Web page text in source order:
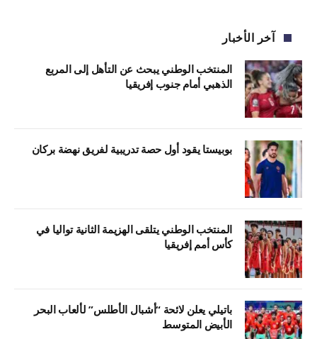
آخر الأخبار
المنتخب الوطني يبحث عن التأهل إلى المربع
الذهبي أمام جنوب إفريقيا
بوبيستا يقود أول حصة تدريبية لفريق نهضة بركان
المنتخب الوطني يتلقى الهزيمة الثانية تواليا في
كأس أمم إفريقيا
باتيلي يعلن لائحة “أشبال الأطلس” لألعاب البحر
الأبيض المتوسط